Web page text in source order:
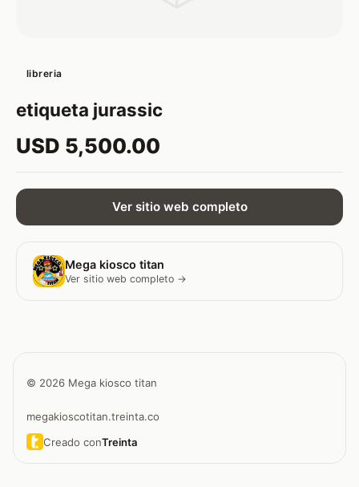
libreria
etiqueta jurassic
USD 5,500.00
Ver sitio web completo
Mega kiosco titan
Ver sitio web completo →
© 2026 Mega kiosco titan
megakioscotitan.treinta.co
Creado conTreinta